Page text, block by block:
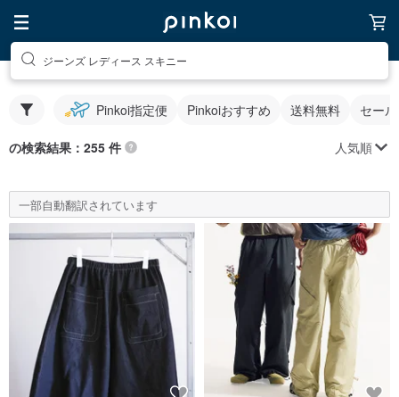
ジーンズ レディース スキニー
Pinkoi指定便 Pinkoiおすすめ 送料無料 セー
の検索結果：255 件 人気順
一部自動翻訳されています